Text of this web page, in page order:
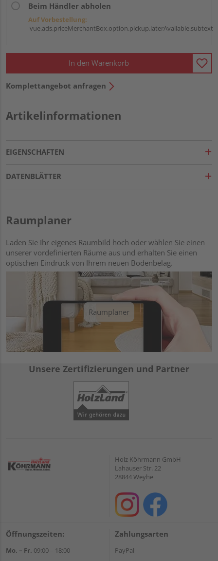
Beim Händler abholen
Auf Vorbestellung:
vue.ads.priceMerchantBox.option.pickup.laterAvailable.subtext
In den Warenkorb
Komplettangebot anfragen
Artikelinformationen
EIGENSCHAFTEN
DATENBLÄTTER
Raumplaner
Laden Sie Ihr eigenes Raumbild hoch oder wählen Sie einen
unserer vordefinierten Räume aus und erhalten Sie einen
optischen Eindruck von Ihrem neuen Bodenbelag.
Raumplaner
Unsere Zertifizierungen und Partner
Holz Köhrmann GmbH
Lahauser Str. 22
28844 Weyhe
Öffnungszeiten:
Mo. – Fr. 09:00 – 18:00
Zahlungsarten
PayPal